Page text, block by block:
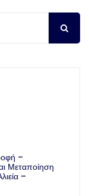
–
Μεταποίηση
–